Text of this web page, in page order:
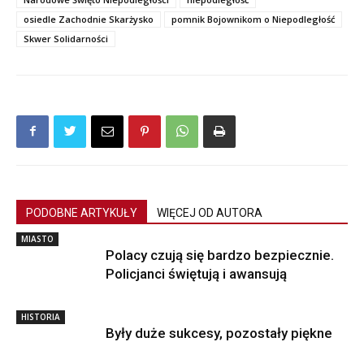
osiedle Zachodnie Skarżysko
pomnik Bojownikom o Niepodległość
Skwer Solidarności
PODOBNE ARTYKUŁY WIĘCEJ OD AUTORA
MIASTO
Polacy czują się bardzo bezpiecznie.
Policjanci świętują i awansują
HISTORIA
Były duże sukcesy, pozostały piękne